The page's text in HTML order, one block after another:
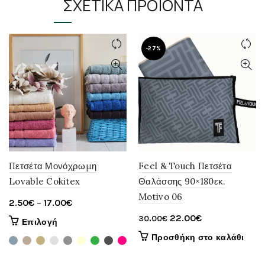
παραλλαγές.
επιλεγούν
στη
σελίδα
του
προϊόντος
ΣΧΕΤΙΚΆ ΠΡΟΪΌΝΤΑ
Πετσέτα Μονόχρωμη
Lovable Cokitex
2.50€ – 17.00€Price
through
Επιλογή
το
προϊόν
-27%
Feel & Touch Πετσέτα
Θαλάσσης 90×180εκ.
Motivo 06
30.00€ Original
price
22.00€Η
τρέχουσα
Προσθήκη στο καλάθι